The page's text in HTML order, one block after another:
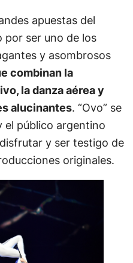
apuestas del
por ser uno de los
y asombrosos
combinan la
la danza aérea y
alucinantes. “Ovo” se
el público argentino
y ser testigo de
originales.